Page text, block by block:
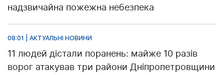
надзвичайна пожежна небезпека
08:01 | АКТУАЛЬНІ НОВИНИ
11 людей дістали поранень: майже 10 разів
ворог атакував три райони Дніпропетровщини